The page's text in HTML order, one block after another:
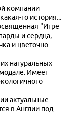
компании
то история...
"Игре
и сердца,
и цветочно-
натуральных
Имеет
актуальные
в Англии под